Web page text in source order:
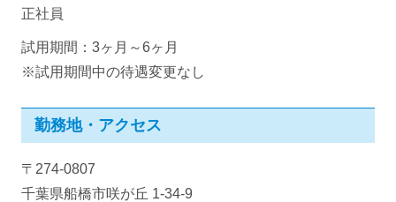
正社員
試用期間：3ヶ月～6ヶ月
※試用期間中の待遇変更なし
勤務地・アクセス
〒274-0807
千葉県船橋市咲が丘 1-34-9